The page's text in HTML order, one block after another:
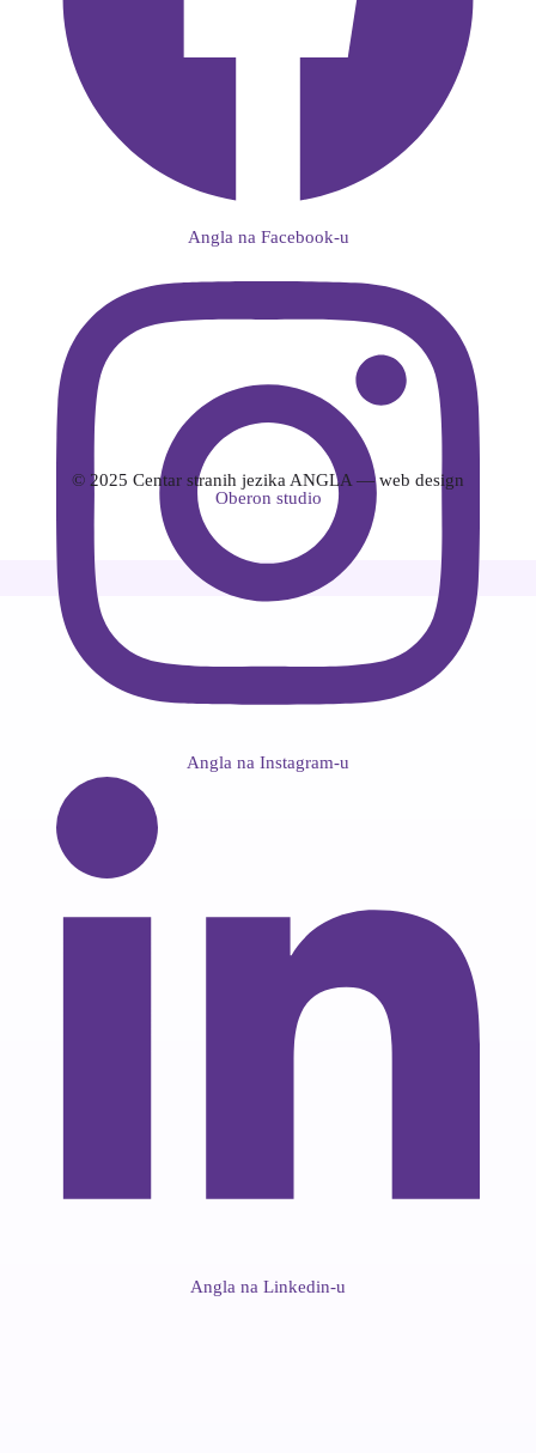
Angla na Facebook-u
Angla na Instagram-u
Angla na Linkedin-u
© 2025 Centar stranih jezika ANGLA — web design
Oberon studio